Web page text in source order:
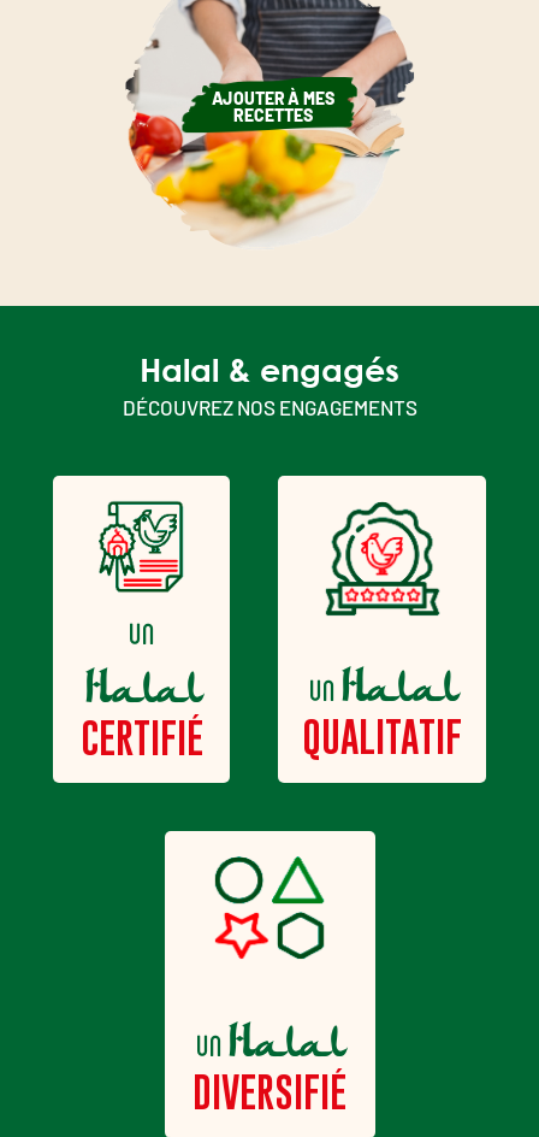
AJOUTER À MES
RECETTES
Halal & engagés
DÉCOUVREZ NOS ENGAGEMENTS
un
Halal
CERTIFIÉ
unHalal
QUALITATIF
unHalal
DIVERSIFIÉ